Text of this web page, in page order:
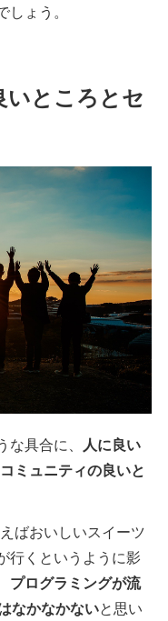
ょう。
ところとセ
具合に、 人に良い
ミュニティの良いと
ばおいしいスイーツ
行くというように影
プログラミングが流
なかなかないと思い